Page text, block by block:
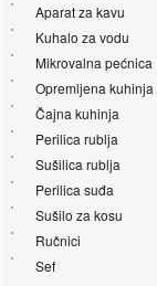
Aparat za kavu
Kuhalo za vodu
Mikrovalna pećnica
Opremljena kuhinja
Čajna kuhinja
Perilica rublja
Sušilica rublja
Perilica suđa
Sušilo za kosu
Ručnici
Sef